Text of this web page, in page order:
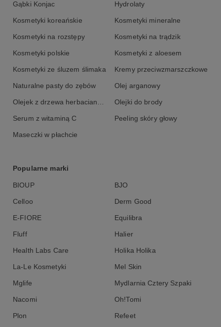
Gąbki Konjac Hydrolaty
Kosmetyki koreańskie Kosmetyki mineralne
Kosmetyki na rozstępy Kosmetyki na trądzik
Kosmetyki polskie Kosmetyki z aloesem
Kosmetyki ze śluzem ślimaka Kremy przeciwzmarszczkowe
Naturalne pasty do zębów Olej arganowy
Olejek z drzewa herbacianego Olejki do brody
Serum z witaminą C Peeling skóry głowy
Maseczki w płachcie
Popularne marki
BIOUP BJO
Celloo Derm Good
E-FIORE Equilibra
Fluff Halier
Health Labs Care Holika Holika
La-Le Kosmetyki Mel Skin
Mglife Mydlarnia Cztery Szpaki
Nacomi Oh!Tomi
Plon Refeet